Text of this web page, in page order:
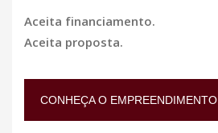
Aceita financiamento.
Aceita proposta.
CONHEÇA O EMPREENDIMENTO